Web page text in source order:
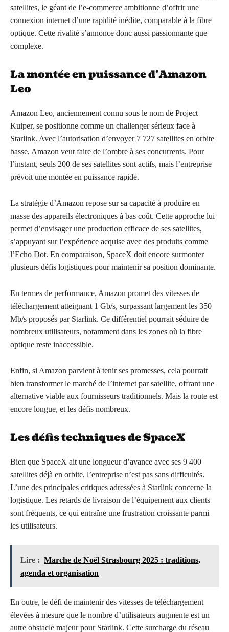
satellites, le géant de l’e-commerce ambitionne d’offrir une
connexion internet d’une rapidité inédite, comparable à la fibre
optique. Cette rivalité s’annonce donc aussi passionnante que
complexe.
La montée en puissance d’Amazon
Leo
Amazon Leo, anciennement connu sous le nom de Project
Kuiper, se positionne comme un challenger sérieux face à
Starlink. Avec l’autorisation d’envoyer 7 727 satellites en orbite
basse, Amazon veut faire de l’ombre à ses concurrents. Pour
l’instant, seuls 200 de ses satellites sont actifs, mais l’entreprise
prévoit une montée en puissance rapide.
La stratégie d’Amazon repose sur sa capacité à produire en
masse des appareils électroniques à bas coût. Cette approche lui
permet d’envisager une production efficace de ses satellites,
s’appuyant sur l’expérience acquise avec des produits comme
l’Echo Dot. En comparaison, SpaceX doit encore surmonter
plusieurs défis logistiques pour maintenir sa position dominante.
En termes de performance, Amazon promet des vitesses de
téléchargement atteignant 1 Gb/s, surpassant largement les 350
Mb/s proposés par Starlink. Ce différentiel pourrait séduire de
nombreux utilisateurs, notamment dans les zones où la fibre
optique reste inaccessible.
Enfin, si Amazon parvient à tenir ses promesses, cela pourrait
bien transformer le marché de l’internet par satellite, offrant une
alternative viable aux fournisseurs traditionnels. Mais la route est
encore longue, et les défis nombreux.
Les défis techniques de SpaceX
Bien que SpaceX ait une longueur d’avance avec ses 9 400
satellites déjà en orbite, l’entreprise n’est pas sans difficultés.
L’une des principales critiques adressées à Starlink concerne la
logistique. Les retards de livraison de l’équipement aux clients
sont fréquents, ce qui entraîne une frustration croissante parmi
les utilisateurs.
Lire : Marche de Noël Strasbourg 2025 : traditions,
agenda et organisation
En outre, le défi de maintenir des vitesses de téléchargement
élevées à mesure que le nombre d’utilisateurs augmente est un
autre obstacle majeur pour Starlink. Cette surcharge du réseau